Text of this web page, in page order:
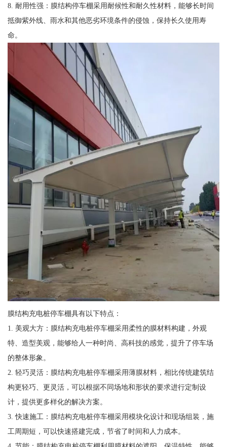
8. 耐用性强：膜结构停车棚采用耐候性和耐久性材料，能够长时间
抵御紫外线、雨水和其他恶劣环境条件的侵蚀，保持长久使用寿
命。
膜结构充电桩停车棚具有以下特点：
1. 美观大方：膜结构充电桩停车棚采用柔性的膜材料构建，外观
特、造型美观，能够给人一种时尚、高科技的感觉，提升了停车场
的整体形象。
2. 轻巧灵活：膜结构充电桩停车棚采用薄膜材料，相比传统建筑结
构更轻巧、更灵活，可以根据不同场地和形状的要求进行定制设
计，提供更多样化的解决方案。
3. 快速施工：膜结构充电桩停车棚采用模块化设计和现场组装，施
工周期短，可以快速搭建完成，节省了时间和人力成本。